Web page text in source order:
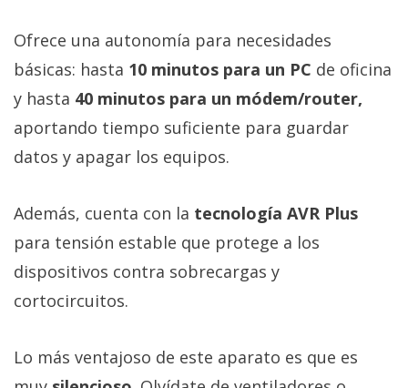
Ofrece una autonomía para necesidades
básicas: hasta 10 minutos para un PC de oficina
y hasta 40 minutos para un módem/router,
aportando tiempo suficiente para guardar
datos y apagar los equipos.
Además, cuenta con la tecnología AVR Plus
para tensión estable que protege a los
dispositivos contra sobrecargas y
cortocircuitos.
Lo más ventajoso de este aparato es que es